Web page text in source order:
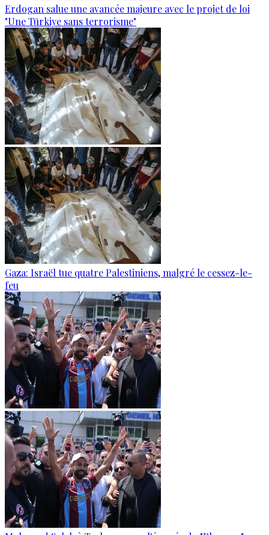
Erdogan salue une avancée majeure avec le projet de loi
"Une Türkiye sans terrorisme"
Gaza: Israël tue quatre Palestiniens, malgré le cessez-le-
feu